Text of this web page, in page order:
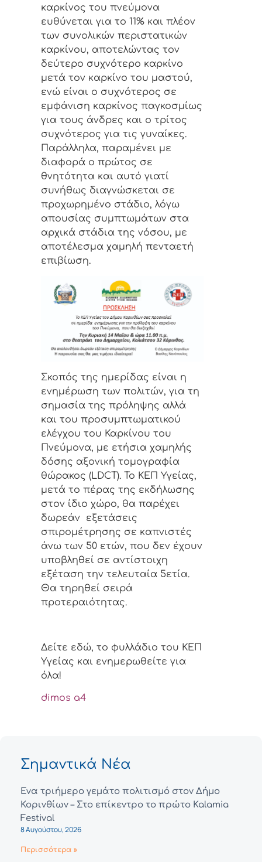
καρκίνος του πνεύμονα
ευθύνεται για το 11% και πλέον
των συνολικών περιστατικών
καρκίνου, αποτελώντας τον
δεύτερο συχνότερο καρκίνο
μετά τον καρκίνο του μαστού,
ενώ είναι ο συχνότερος σε
εμφάνιση καρκίνος παγκοσμίως
για τους άνδρες και ο τρίτος
συχνότερος για τις γυναίκες.
Παράλληλα, παραμένει με
διαφορά ο πρώτος σε
θνητότητα και αυτό γιατί
συνήθως διαγνώσκεται σε
προχωρημένο στάδιο, λόγω
απουσίας συμπτωμάτων στα
αρχικά στάδια της νόσου, με
αποτέλεσμα χαμηλή πενταετή
επιβίωση.
Σκοπός της ημερίδας είναι η
ενημέρωση των πολιτών, για τη
σημασία της πρόληψης αλλά
και του προσυμπτωματικού
ελέγχου του Καρκίνου του
Πνεύμονα, με ετήσια χαμηλής
δόσης αξονική τομογραφία
θώρακος (LDCT). Το ΚΕΠ Υγείας,
μετά το πέρας της εκδήλωσης
στον ίδιο χώρο, θα παρέχει
δωρεάν εξετάσεις
σπιρομέτρησης σε καπνιστές
άνω των 50 ετών, που δεν έχουν
υποβληθεί σε αντίστοιχη
εξέταση την τελευταία 5ετία.
Θα τηρηθεί σειρά
προτεραιότητας.
Δείτε εδώ, το φυλλάδιο του ΚΕΠ
Υγείας και ενημερωθείτε για
όλα!
dimos a4
Σημαντικά Νέα
Ένα τριήμερο γεμάτο πολιτισμό στον Δήμο
Κορινθίων – Στο επίκεντρο το πρώτο Kalamia
Festival
8 Αυγούστου, 2026
Περισσότερα »